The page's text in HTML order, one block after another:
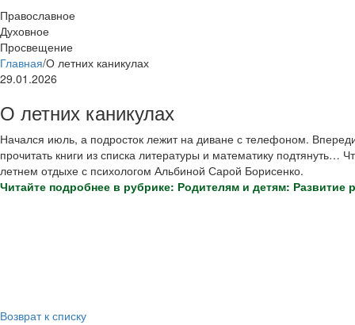
Православное
Духовное
Просвещение
Главная/О летних каникулах
29.01.2026
О летних каникулах
Начался июль, а подросток лежит на диване с телефоном.
прочитать книги из списка литературы и математику подтянуть…
летнем отдыхе с психологом Альбиной Сарой Борисенко.
Читайте подробнее в рубрике: Родителям и детям: Развитие
Возврат к списку